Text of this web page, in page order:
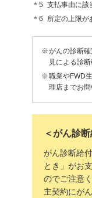
支払事由に該
所定の上限が
がんの診断
見による診
職業やFWD
理店までお問
＜がん診
がん診断給
とき」がお
のでご注意く
主契約にが